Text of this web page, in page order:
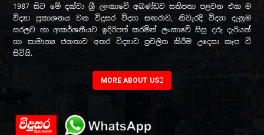
1987 සිට මේ දක්වා ශ්‍රී ලංකාවේ අඛණ්ඩව සතිපතා පළවන එක ම
විද්‍යා ප්‍රකාශනය වන විදුසර විද්‍යා සඟරාව, නිවැරදි විද්‍යා දැනුම
සරලව හා ආකර්ශනීයව ඉදිරිපත් කරමින් ලංකාවේ සිසු දරු දැරියන්
හා සාමාන්‍ය ජනතාව අතර විද්‍යාව ප්‍රචලිත කිරීම උදෙසා කැප වී
සිටියි.
MORE ABOUT US